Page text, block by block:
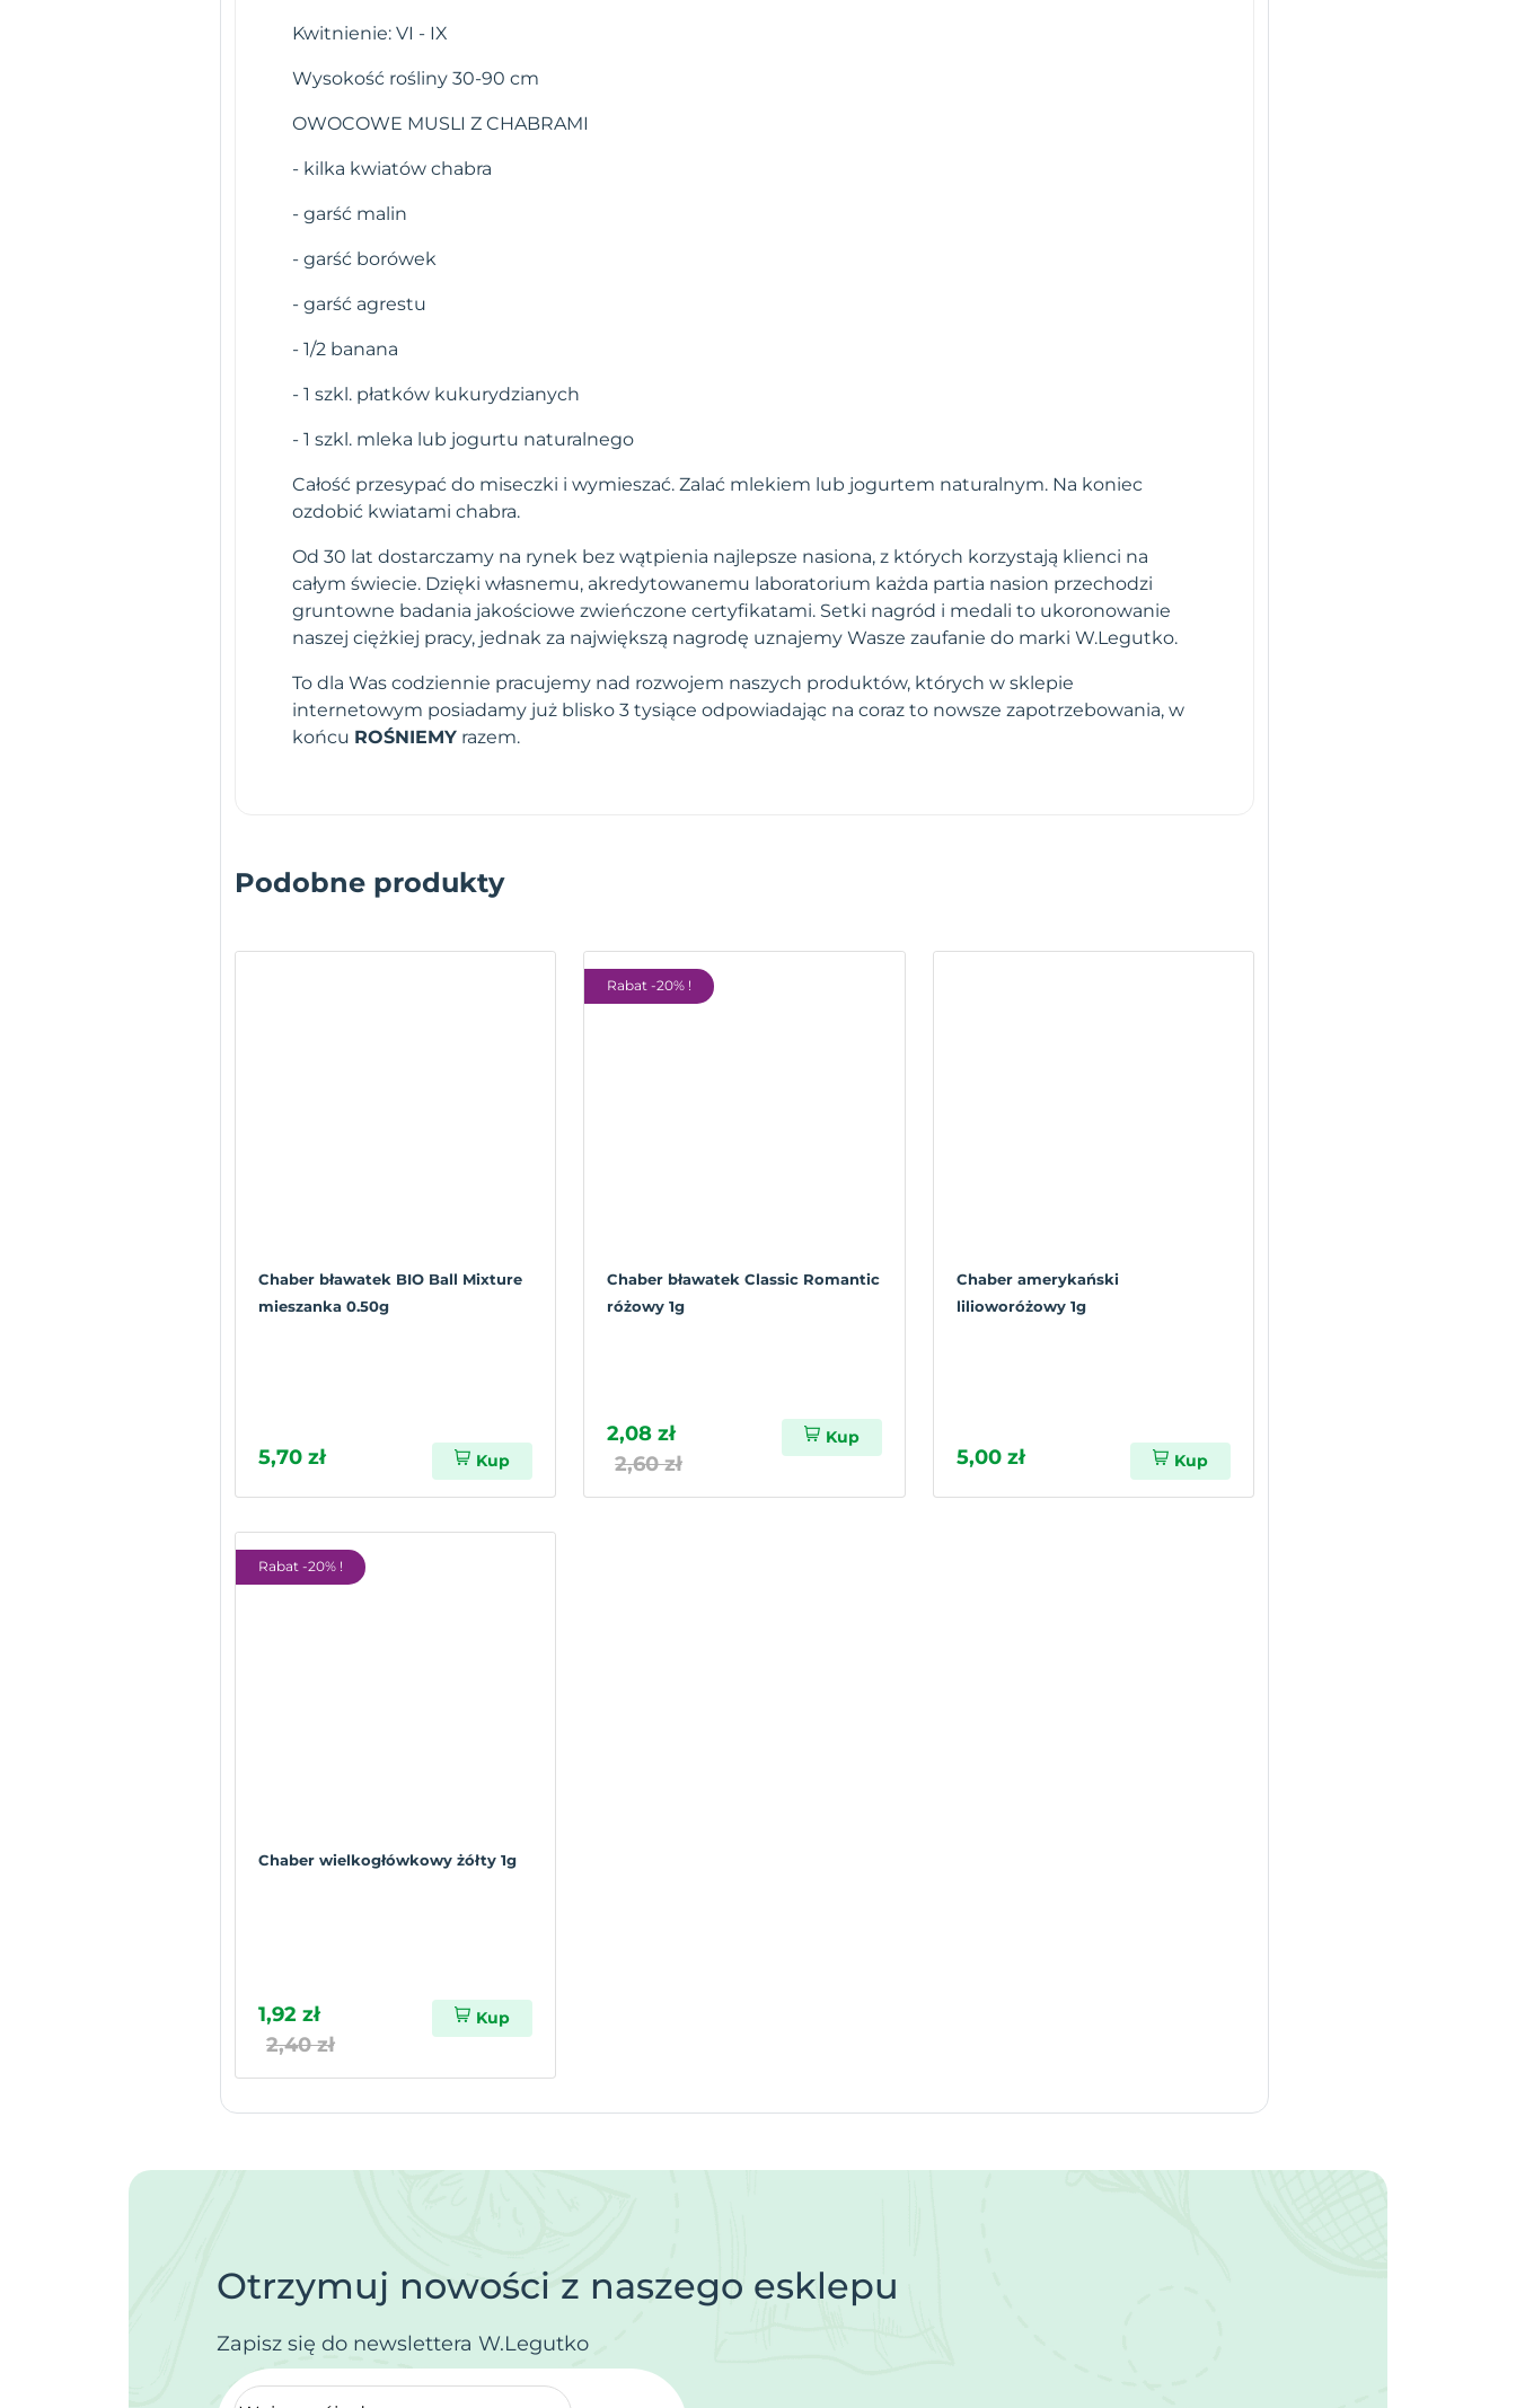
Kwitnienie: VI - IX
Wysokość rośliny 30-90 cm
OWOCOWE MUSLI Z CHABRAMI
- kilka kwiatów chabra
- garść malin
- garść borówek
- garść agrestu
- 1/2 banana
- 1 szkl. płatków kukurydzianych
- 1 szkl. mleka lub jogurtu naturalnego
Całość przesypać do miseczki i wymieszać. Zalać mlekiem lub jogurtem naturalnym. Na koniec
ozdobić kwiatami chabra.
Od 30 lat dostarczamy na rynek bez wątpienia najlepsze nasiona, z których korzystają klienci na
całym świecie. Dzięki własnemu, akredytowanemu laboratorium każda partia nasion przechodzi
gruntowne badania jakościowe zwieńczone certyfikatami. Setki nagród i medali to ukoronowanie
naszej ciężkiej pracy, jednak za największą nagrodę uznajemy Wasze zaufanie do marki W.Legutko.
To dla Was codziennie pracujemy nad rozwojem naszych produktów, których w sklepie
internetowym posiadamy już blisko 3 tysiące odpowiadając na coraz to nowsze zapotrzebowania, w
końcu ROŚNIEMY razem.
Podobne produkty
Chaber bławatek BIO Ball Mixture
mieszanka 0.50g
5,70 zł Kup
Rabat -20% !
Chaber bławatek Classic Romantic
różowy 1g
2,08 zł
2,60 zł
Kup
Chaber amerykański
lilioworóżowy 1g
5,00 zł Kup
Rabat -20% !
Chaber wielkogłówkowy żółty 1g
1,92 zł
2,40 zł
Kup
Otrzymuj nowości z naszego esklepu
Zapisz się do newslettera W.Legutko